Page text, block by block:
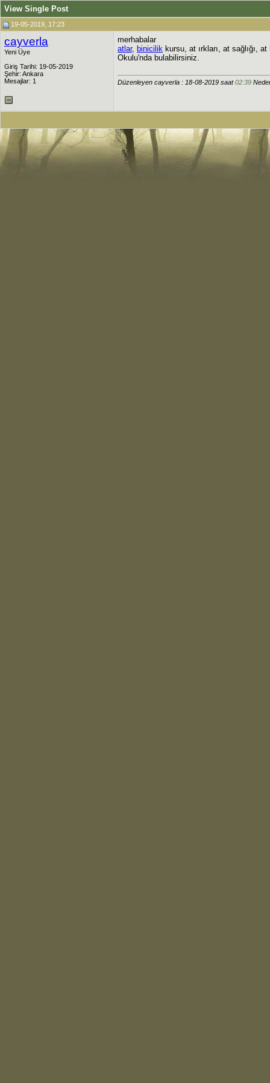
View Single Post
19-05-2019, 17:23
cayverla
Yeni Üye
Giriş Tarihi: 19-05-2019
Şehir: Ankara
Mesajlar: 1
merhabalar
atlar, binicilik kursu, at ırkları, at sağlığı,
Okulu'nda bulabilirsiniz.
Düzenleyen cayverla : 18-08-2019 saat02:39